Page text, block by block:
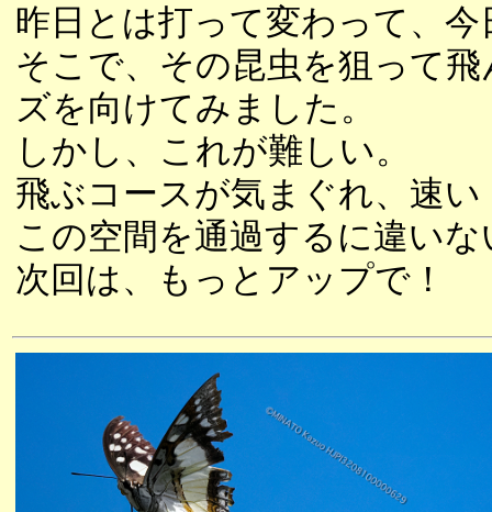
昨日とは打って変わって、
そこで、その昆虫を狙って
ズを向けてみました。
しかし、これが難しい。
飛ぶコースが気まぐれ、速い
この空間を通過するに違い
次回は、もっとアップで！